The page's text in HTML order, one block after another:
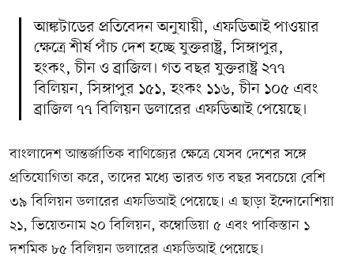
আঙ্কটাডের প্রতিবেদন অনুযায়ী, এফডিআই পাওয়ার
ক্ষেত্রে শীর্ষ পাঁচ দেশ হচ্ছে যুক্তরাষ্ট্র, সিঙ্গাপুর,
হংকং, চীন ও ব্রাজিল। গত বছর যুক্তরাষ্ট্র ২৭৭
বিলিয়ন, সিঙ্গাপুর ১৫১, হংকং ১১৬, চীন ১০৫ এবং
ব্রাজিল ৭৭ বিলিয়ন ডলারের এফডিআই পেয়েছে।
বাংলাদেশ আন্তর্জাতিক বাণিজ্যের ক্ষেত্রে যেসব দেশের সঙ্গে
প্রতিযোগিতা করে, তাদের মধ্যে ভারত গত বছর সবচেয়ে বেশি
৩৯ বিলিয়ন ডলারের এফডিআই পেয়েছে। এ ছাড়া ইন্দোনেশিয়া
২১, ভিয়েতনাম ২০ বিলিয়ন, কম্বোডিয়া ৫ এবং পাকিস্তান ১
দশমিক ৮৫ বিলিয়ন ডলারের এফডিআই পেয়েছে।